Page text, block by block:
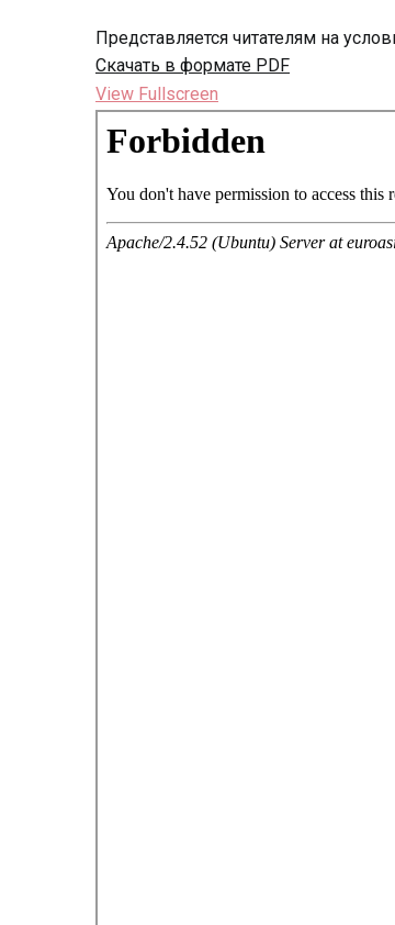
Представляется читателям на
Скачать в формате PDF
View Fullscreen
Перейти
содержимому